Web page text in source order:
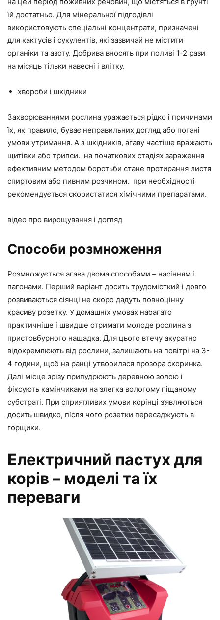
їй достатньо. Для мінеральної підгодівлі
використовують спеціальні концентрати, призначені
для кактусів і сукулентів, які зазвичай не містити
органіки та азоту. Добрива вносять при поливі 1-2 рази
на місяць тільки навесні і влітку.
хвороби і шкідники
Захворюваннями рослина уражається рідко і причинами
їх, як правило, буває неправильних догляд або погані
умови утримання. А з шкідників, агаву частіше вражають
щитівки або трипси. на початкових стадіях зараження
ефективним методом боротьби стане протирання листя
спиртовим або пивним розчином. при необхідності
рекомендується скористатися хімічними препаратами.
відео про вирощування і догляд
Способи розмноження
Розмножується агава двома способами – насінням і
пагонами. Перший варіант досить трудомісткий і довго
розвиваються сіянці не скоро дадуть повноцінну
красиву розетку. У домашніх умовах набагато
практичніше і швидше отримати молоде рослина з
пристовбурного нащадка. Для цього втечу акуратно
відокремлюють від рослини, залишають на повітрі на 3-
4 години, щоб на ранці утворилася прозора скоринка.
Далі місце зрізу припудрюють деревною золою і
фіксують камінчиками на злегка вологому піщаному
субстраті. При сприятливих умови корінці з’являються
досить швидко, після чого розетки пересаджують в
горщики.
Електричний пастух для
корів – моделі та їх
переваги